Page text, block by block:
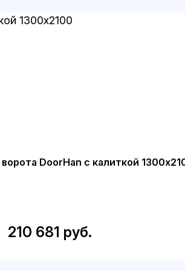
DoorHan с калиткой
210 681 руб.